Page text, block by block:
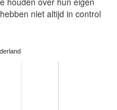
niet altijd in control